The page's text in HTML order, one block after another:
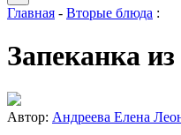
Главная - Вторые блюда :
Запеканка
Автор: Андреева Елена